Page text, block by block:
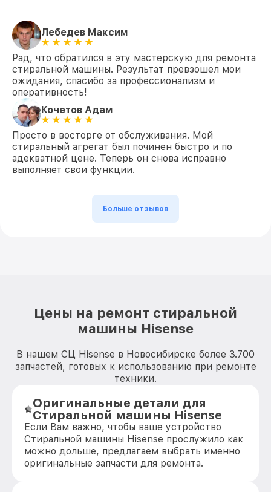
Лебедев Максим
Рад, что обратился в эту мастерскую для ремонта
стиральной машины. Результат превзошел мои
ожидания, спасибо за профессионализм и
оперативность!
Кочетов Адам
Просто в восторге от обслуживания. Мой
стиральный агрегат был починен быстро и по
адекватной цене. Теперь он снова исправно
выполняет свои функции.
Больше отзывов
Цены на ремонт стиральной
машины Hisense
В нашем СЦ Hisense в Новосибирске более 3.700
запчастей, готовых к использованию при ремонте
техники.
Оригинальные детали для
Стиральной машины Hisense
Если Вам важно, чтобы ваше устройство
Стиральной машины Hisense прослужило как
можно дольше, предлагаем выбрать именно
оригинальные запчасти для ремонта.